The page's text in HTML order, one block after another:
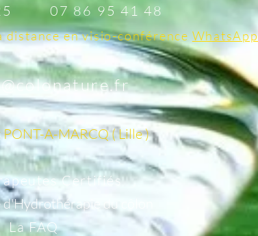
07 86 95 41 48
en visio-conférence WhatsApp
A-MARCQ ( Lille )
Certifiés
du côlon
La FAQ